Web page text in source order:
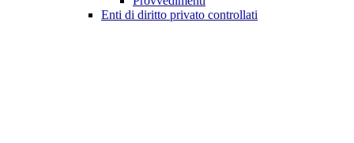
Enti di diritto privato controllati